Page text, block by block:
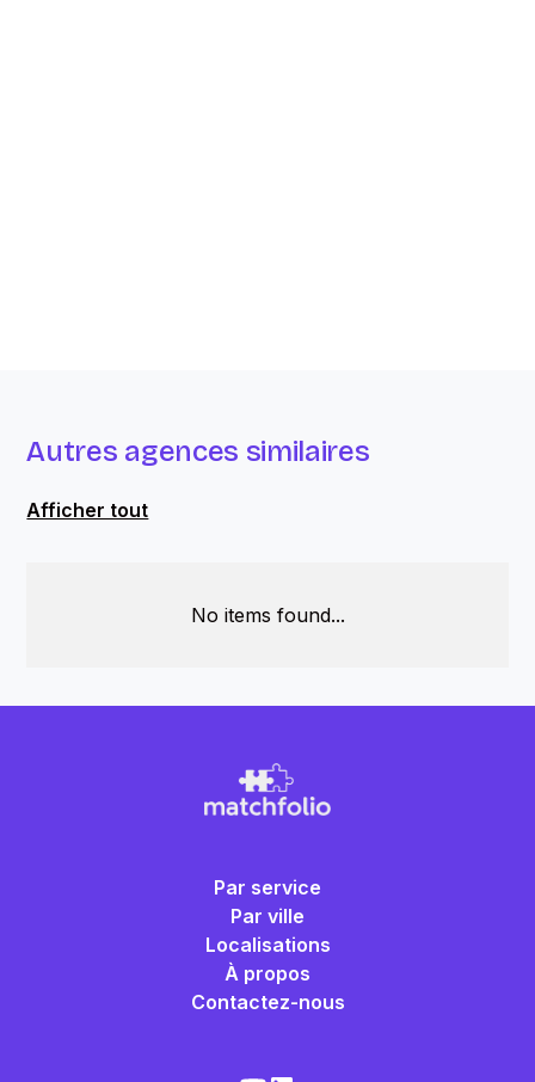
Autres agences similaires
Afficher tout
No items found...
Par service
Par ville
Localisations
À propos
Contactez-nous